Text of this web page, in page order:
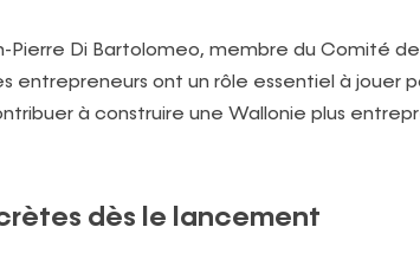
Pierre Di Bartolomeo, membre du Comité
entrepreneurs ont un rôle essentiel à jouer
à construire une Wallonie plus
dès le lancement